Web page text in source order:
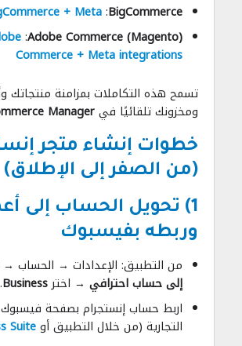
BigCommerce
:
+ Meta
Adobe Commerce (Magento)
:
Commerce + Meta integrations
تسمح هذه التكاملات بمزامنة منتجاتك
ومخزونك تلقائيًا فيManager
خطوات إنشاء متجر
(من الصفر إلى الإطلاق)
1) تحويل الحساب إلى
وربطه بفيسبوك
من التطبيق: الإعدادات → الحساب
إلى حساب احترافي → اخترBusiness
.
اربط حساب إنستجرام بصفحة
التجارية (من خلال التطبيق أوSuite